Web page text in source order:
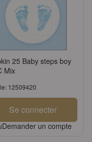
25 Baby steps boy
Mix
12509420
Se connecter
Demander un compte